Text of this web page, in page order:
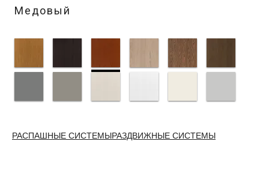
Медовый
РАСПАШНЫЕ СИСТЕМЫРАЗДВИЖНЫЕ СИСТЕМЫ